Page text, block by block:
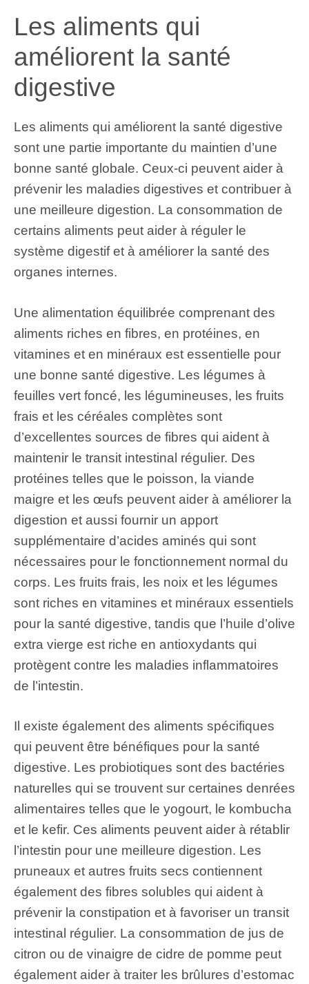
Les aliments qui
améliorent la santé
digestive
Les aliments qui améliorent la santé digestive
sont une partie importante du maintien d’une
bonne santé globale. Ceux-ci peuvent aider à
prévenir les maladies digestives et contribuer à
une meilleure digestion. La consommation de
certains aliments peut aider à réguler le
système digestif et à améliorer la santé des
organes internes.
Une alimentation équilibrée comprenant des
aliments riches en fibres, en protéines, en
vitamines et en minéraux est essentielle pour
une bonne santé digestive. Les légumes à
feuilles vert foncé, les légumineuses, les fruits
frais et les céréales complètes sont
d’excellentes sources de fibres qui aident à
maintenir le transit intestinal régulier. Des
protéines telles que le poisson, la viande
maigre et les œufs peuvent aider à améliorer la
digestion et aussi fournir un apport
supplémentaire d’acides aminés qui sont
nécessaires pour le fonctionnement normal du
corps. Les fruits frais, les noix et les légumes
sont riches en vitamines et minéraux essentiels
pour la santé digestive, tandis que l’huile d’olive
extra vierge est riche en antioxydants qui
protègent contre les maladies inflammatoires
de l’intestin.
Il existe également des aliments spécifiques
qui peuvent être bénéfiques pour la santé
digestive. Les probiotiques sont des bactéries
naturelles qui se trouvent sur certaines denrées
alimentaires telles que le yogourt, le kombucha
et le kefir. Ces aliments peuvent aider à rétablir
l’intestin pour une meilleure digestion. Les
pruneaux et autres fruits secs contiennent
également des fibres solubles qui aident à
prévenir la constipation et à favoriser un transit
intestinal régulier. La consommation de jus de
citron ou de vinaigre de cidre de pomme peut
également aider à traiter les brûlures d’estomac